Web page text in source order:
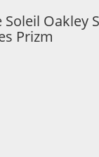
Soleil Oakley
Prizm